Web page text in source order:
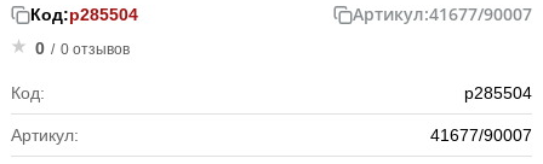
Код:р285504 Артикул:41677/90007
0 / 0 отзывов
Код: р285504
Артикул: 41677/90007